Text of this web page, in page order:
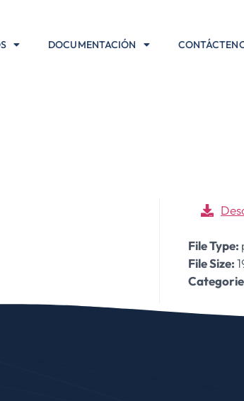
DOCUMENTACIÓN
File Type:
File Size: